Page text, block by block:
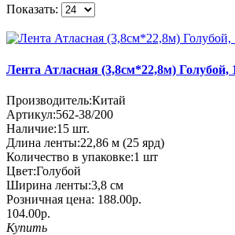
Показать:
Лента Атласная (3,8см*22,8м) Голубой,
Производитель:Китай
Артикул:562-38/200
Наличие:15 шт.
Длина ленты:22,86 м (25 ярд)
Количество в упаковке:1 шт
Цвет:Голубой
Ширина ленты:3,8 см
Розничная цена: 188.00р.
104.00р.
Купить